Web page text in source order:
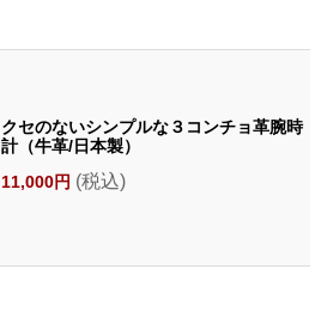
クセのないシンプルな３コンチョ革腕時
計（牛革/日本製）
11,000円 (税込)